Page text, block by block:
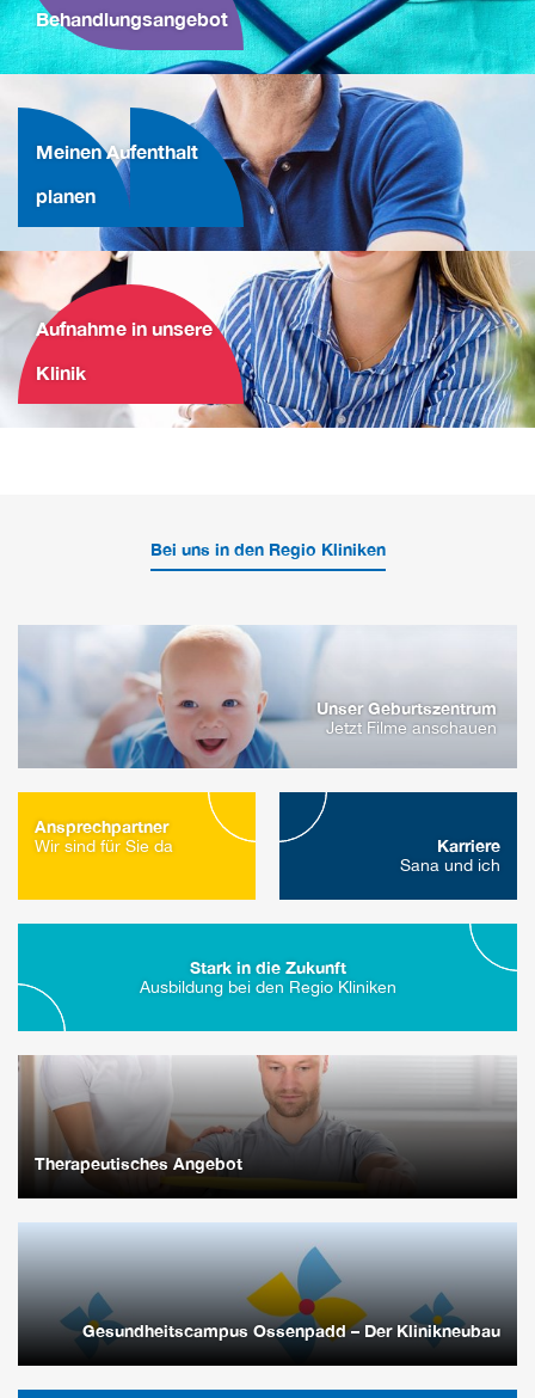
Behandlungsangebot
Meinen Aufenthalt
planen
Aufnahme in unsere
Klinik
Bei uns in den Regio Kliniken
Unser Geburtszentrum
Jetzt Filme anschauen
Ansprechpartner
Wir sind für Sie da Karriere
Sana und ich
Stark in die Zukunft
Ausbildung bei den Regio Kliniken
Therapeutisches Angebot
Gesundheitscampus Ossenpadd – Der Klinikneubau